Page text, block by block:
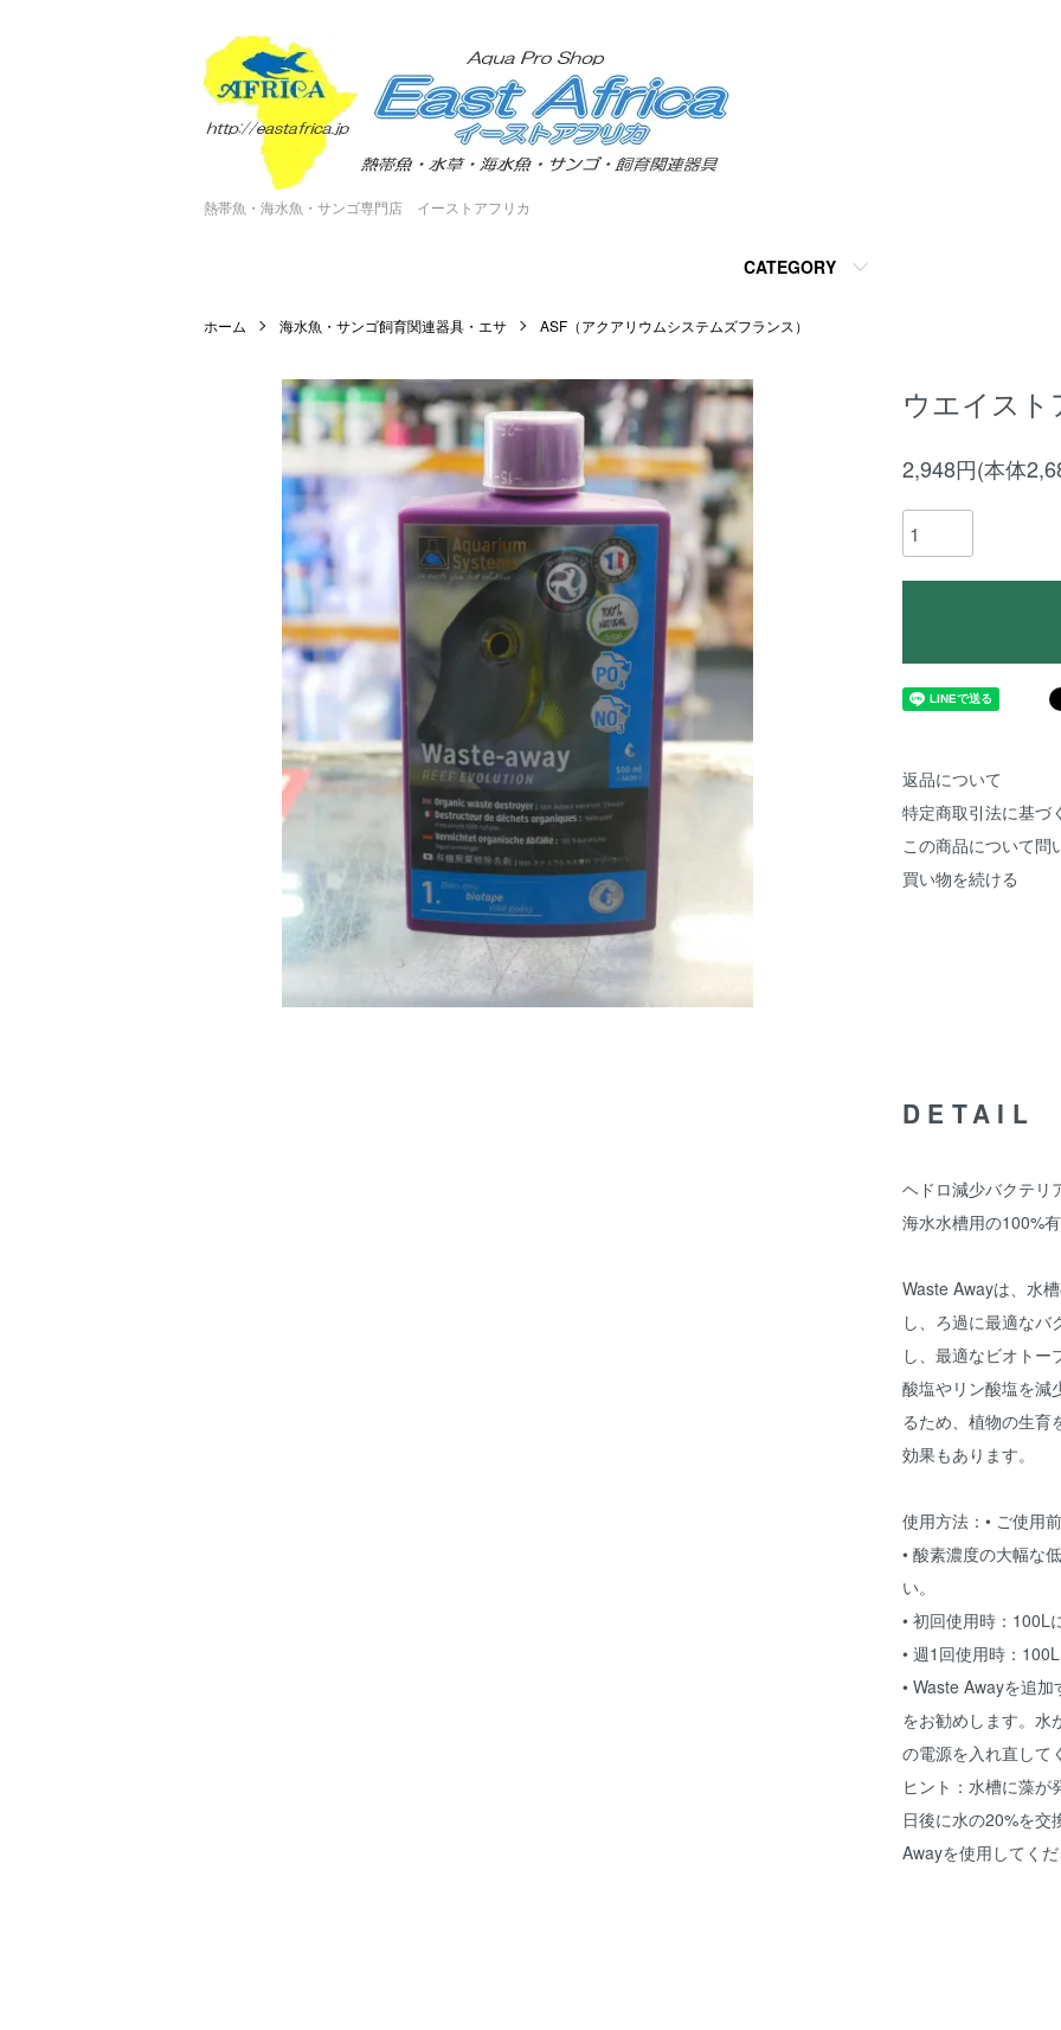
熱帯魚・海水魚・サンゴ専門店 イーストアフリカ
CATEGORY
ホーム 海水魚・サンゴ飼育関連器具・エサ ASF（アクアリウムシステムズフランス）
ウエイスト
2,948円(本体
返品について
特定商取引法に基づ
この商品について問
買い物を続ける
DETAIL
ヘドロ減少バクテリ
海水水槽用の100%
Waste Awayは、水
し、ろ過に最適なバ
し、最適なビオトー
酸塩やリン酸塩を減
るため、植物の生育
効果もあります。
使用方法：• ご使用
• 酸素濃度の大幅な
い。
• 初回使用時：100L
• 週1回使用時：
• Waste Awayを追
をお勧めします。水
の電源を入れ直して
ヒント：水槽に藻
日後に水の20%を交
Awayを使用してくだ